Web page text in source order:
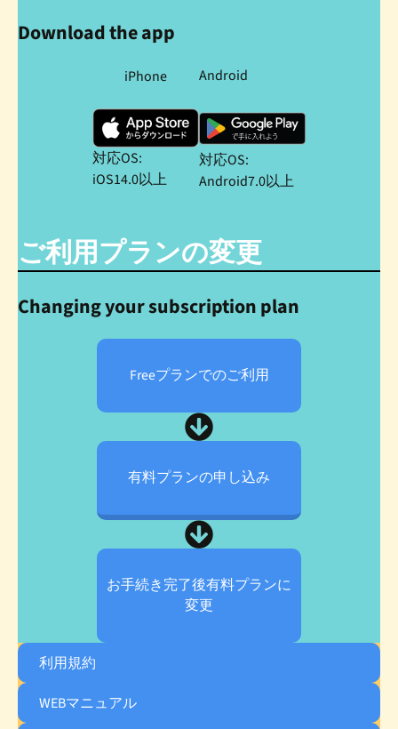
Download the app
iPhone
対応OS:
iOS14.0以上
Android
対応OS:
Android7.0以上
ご利用プランの変更
Changing your subscription plan
Freeプランでのご利用
有料プランの申し込み
お手続き完了後有料プランに
変更
利用規約
WEBマニュアル